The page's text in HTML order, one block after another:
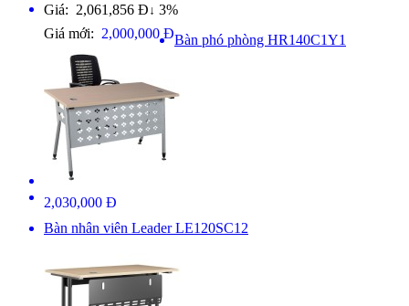
Giá: 2,061,856 Đ ↓ 3%
Giá mới: 2,000,000 ĐBàn phó phòng HR140C1Y1
2,030,000 Đ
Bàn nhân viên Leader LE120SC12